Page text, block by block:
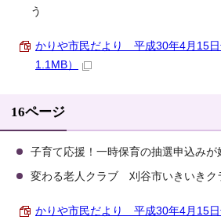
う
かりや市民だより 平成30年4月15
1.1MB）
16ページ
子育て応援！一時保育の抽選申込みが
変わる老人クラブ 刈谷市いきいきク
かりや市民だより 平成30年4月15